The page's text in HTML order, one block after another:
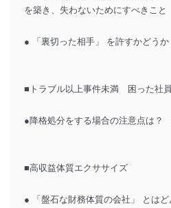
を築き、失わないためにすべきこと
● 「裏切った相手」 を許すかどうか
■トラブル以上事件未満 困った社
●降格処分をする場合の注意点は？
■高収益体質エクササイズ
● 「盤石な財務体質の会社」 とはど